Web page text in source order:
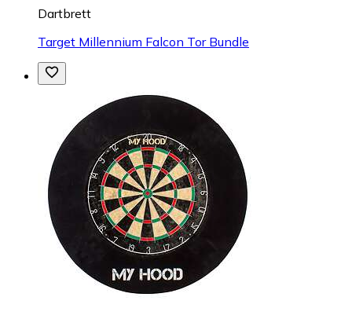
Dartbrett
Target Millennium Falcon Tor Bundle